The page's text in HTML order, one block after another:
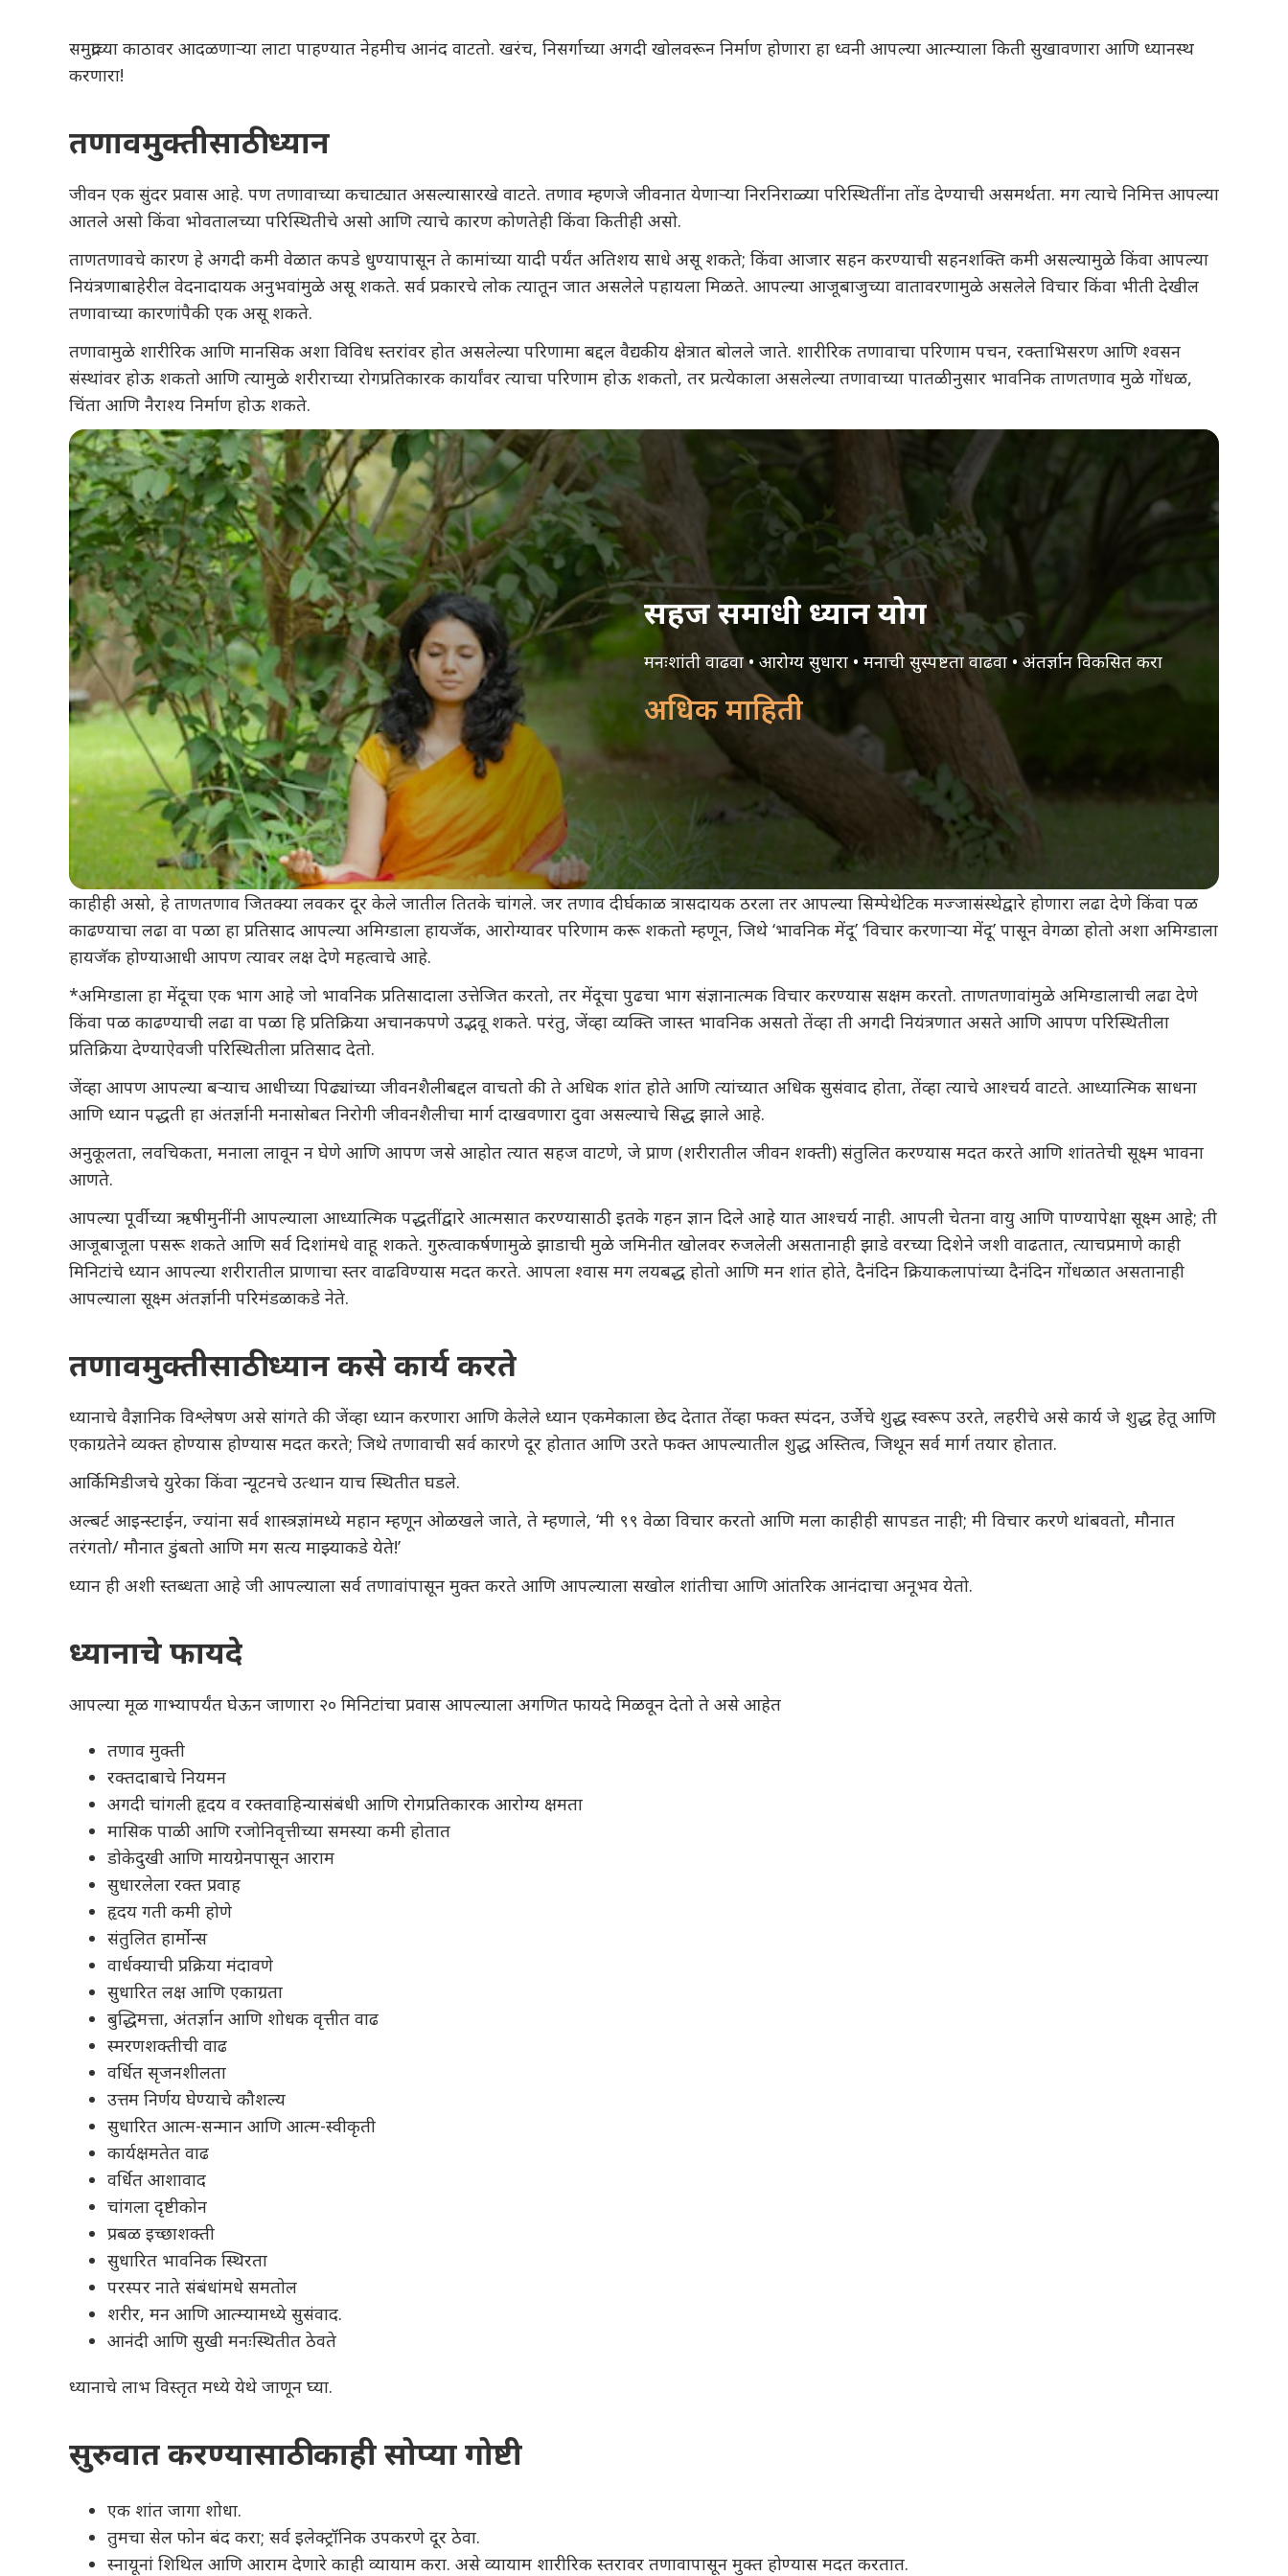
समुद्राच्या काठावर आदळणाऱ्या लाटा पाहण्यात नेहमीच आनंद वाटतो. खरंच, निसर्गाच्या अगदी खोलवरून निर्माण होणारा हा ध्वनी आपल्या आत्म्याला किती सुखावणारा आणि ध्यानस्थ
करणारा!
तणावमुक्तीसाठी ध्यान
जीवन एक सुंदर प्रवास आहे. पण तणावाच्या कचाट्यात असल्यासारखे वाटते. तणाव म्हणजे जीवनात येणाऱ्या निरनिराळ्या परिस्थितींना तोंड देण्याची असमर्थता. मग त्याचे निमित्त आपल्या
आतले असो किंवा भोवतालच्या परिस्थितीचे असो आणि त्याचे कारण कोणतेही किंवा कितीही असो.
ताणतणावचे कारण हे अगदी कमी वेळात कपडे धुण्यापासून ते कामांच्या यादी पर्यंत अतिशय साधे असू शकते; किंवा आजार सहन करण्याची सहनशक्ति कमी असल्यामुळे किंवा आपल्या
नियंत्रणाबाहेरील वेदनादायक अनुभवांमुळे असू शकते. सर्व प्रकारचे लोक त्यातून जात असलेले पहायला मिळते. आपल्या आजूबाजुच्या वातावरणामुळे असलेले विचार किंवा भीती देखील
तणावाच्या कारणांपैकी एक असू शकते.
तणावामुळे शारीरिक आणि मानसिक अशा विविध स्तरांवर होत असलेल्या परिणामा बद्दल वैद्यकीय क्षेत्रात बोलले जाते. शारीरिक तणावाचा परिणाम पचन, रक्ताभिसरण आणि श्वसन
संस्थांवर होऊ शकतो आणि त्यामुळे शरीराच्या रोगप्रतिकारक कार्यांवर त्याचा परिणाम होऊ शकतो, तर प्रत्येकाला असलेल्या तणावाच्या पातळीनुसार भावनिक ताणतणाव मुळे गोंधळ,
चिंता आणि नैराश्य निर्माण होऊ शकते.
सहज समाधी ध्यान योग
मनःशांती वाढवा • आरोग्य सुधारा • मनाची सुस्पष्टता वाढवा • अंतर्ज्ञान विकसित करा
अधिक माहिती
काहीही असो, हे ताणतणाव जितक्या लवकर दूर केले जातील तितके चांगले. जर तणाव दीर्घकाळ त्रासदायक ठरला तर आपल्या सिम्पेथेटिक मज्जासंस्थेद्वारे होणारा लढा देणे किंवा पळ
काढण्याचा लढा वा पळा हा प्रतिसाद आपल्या अमिग्डाला हायजॅक, आरोग्यावर परिणाम करू शकतो म्हणून, जिथे ‘भावनिक मेंदू’ ‘विचार करणाऱ्या मेंदू’ पासून वेगळा होतो अशा अमिग्डाला
हायजॅक होण्याआधी आपण त्यावर लक्ष देणे महत्वाचे आहे.
*अमिग्डाला हा मेंदूचा एक भाग आहे जो भावनिक प्रतिसादाला उत्तेजित करतो, तर मेंदूचा पुढचा भाग संज्ञानात्मक विचार करण्यास सक्षम करतो. ताणतणावांमुळे अमिग्डालाची लढा देणे
किंवा पळ काढण्याची लढा वा पळा हि प्रतिक्रिया अचानकपणे उद्भवू शकते. परंतु, जेंव्हा व्यक्ति जास्त भावनिक असतो तेंव्हा ती अगदी नियंत्रणात असते आणि आपण परिस्थितीला
प्रतिक्रिया देण्याऐवजी परिस्थितीला प्रतिसाद देतो.
जेंव्हा आपण आपल्या बऱ्याच आधीच्या पिढ्यांच्या जीवनशैलीबद्दल वाचतो की ते अधिक शांत होते आणि त्यांच्यात अधिक सुसंवाद होता, तेंव्हा त्याचे आश्चर्य वाटते. आध्यात्मिक साधना
आणि ध्यान पद्धती हा अंतर्ज्ञानी मनासोबत निरोगी जीवनशैलीचा मार्ग दाखवणारा दुवा असल्याचे सिद्ध झाले आहे.
अनुकूलता, लवचिकता, मनाला लावून न घेणे आणि आपण जसे आहोत त्यात सहज वाटणे, जे प्राण (शरीरातील जीवन शक्ती) संतुलित करण्यास मदत करते आणि शांततेची सूक्ष्म भावना
आणते.
आपल्या पूर्वीच्या ऋषीमुनींनी आपल्याला आध्यात्मिक पद्धतींद्वारे आत्मसात करण्यासाठी इतके गहन ज्ञान दिले आहे यात आश्चर्य नाही. आपली चेतना वायु आणि पाण्यापेक्षा सूक्ष्म आहे; ती
आजूबाजूला पसरू शकते आणि सर्व दिशांमधे वाहू शकते. गुरुत्वाकर्षणामुळे झाडाची मुळे जमिनीत खोलवर रुजलेली असतानाही झाडे वरच्या दिशेने जशी वाढतात, त्याचप्रमाणे काही
मिनिटांचे ध्यान आपल्या शरीरातील प्राणाचा स्तर वाढविण्यास मदत करते. आपला श्वास मग लयबद्ध होतो आणि मन शांत होते, दैनंदिन क्रियाकलापांच्या दैनंदिन गोंधळात असतानाही
आपल्याला सूक्ष्म अंतर्ज्ञानी परिमंडळाकडे नेते.
तणावमुक्तीसाठी ध्यान कसे कार्य करते
ध्यानाचे वैज्ञानिक विश्लेषण असे सांगते की जेंव्हा ध्यान करणारा आणि केलेले ध्यान एकमेकाला छेद देतात तेंव्हा फक्त स्पंदन, उर्जेचे शुद्ध स्वरूप उरते, लहरीचे असे कार्य जे शुद्ध हेतू आणि
एकाग्रतेने व्यक्त होण्यास होण्यास मदत करते; जिथे तणावाची सर्व कारणे दूर होतात आणि उरते फक्त आपल्यातील शुद्ध अस्तित्व, जिथून सर्व मार्ग तयार होतात.
आर्किमिडीजचे युरेका किंवा न्यूटनचे उत्थान याच स्थितीत घडले.
अल्बर्ट आइन्स्टाईन, ज्यांना सर्व शास्त्रज्ञांमध्ये महान म्हणून ओळखले जाते, ते म्हणाले, ‘मी ९९ वेळा विचार करतो आणि मला काहीही सापडत नाही; मी विचार करणे थांबवतो, मौनात
तरंगतो/ मौनात डुंबतो आणि मग सत्य माझ्याकडे येते!’
ध्यान ही अशी स्तब्धता आहे जी आपल्याला सर्व तणावांपासून मुक्त करते आणि आपल्याला सखोल शांतीचा आणि आंतरिक आनंदाचा अनूभव येतो.
ध्यानाचे फायदे
आपल्या मूळ गाभ्यापर्यंत घेऊन जाणारा २० मिनिटांचा प्रवास आपल्याला अगणित फायदे मिळवून देतो ते असे आहेत
तणाव मुक्ती
रक्तदाबाचे नियमन
अगदी चांगली हृदय व रक्तवाहिन्यासंबंधी आणि रोगप्रतिकारक आरोग्य क्षमता
मासिक पाळी आणि रजोनिवृत्तीच्या समस्या कमी होतात
डोकेदुखी आणि मायग्रेनपासून आराम
सुधारलेला रक्त प्रवाह
हृदय गती कमी होणे
संतुलित हार्मोन्स
वार्धक्याची प्रक्रिया मंदावणे
सुधारित लक्ष आणि एकाग्रता
बुद्धिमत्ता, अंतर्ज्ञान आणि शोधक वृत्तीत वाढ
स्मरणशक्तीची वाढ
वर्धित सृजनशीलता
उत्तम निर्णय घेण्याचे कौशल्य
सुधारित आत्म-सन्मान आणि आत्म-स्वीकृती
कार्यक्षमतेत वाढ
वर्धित आशावाद
चांगला दृष्टीकोन
प्रबळ इच्छाशक्ती
सुधारित भावनिक स्थिरता
परस्पर नाते संबंधांमधे समतोल
शरीर, मन आणि आत्म्यामध्ये सुसंवाद.
आनंदी आणि सुखी मनःस्थितीत ठेवते
ध्यानाचे लाभ विस्तृत मध्ये येथे जाणून घ्या.
सुरुवात करण्यासाठी काही सोप्या गोष्टी
एक शांत जागा शोधा.
तुमचा सेल फोन बंद करा; सर्व इलेक्ट्रॉनिक उपकरणे दूर ठेवा.
स्नायूनां शिथिल आणि आराम देणारे काही व्यायाम करा. असे व्यायाम शारीरिक स्तरावर तणावापासून मुक्त होण्यास मदत करतात.